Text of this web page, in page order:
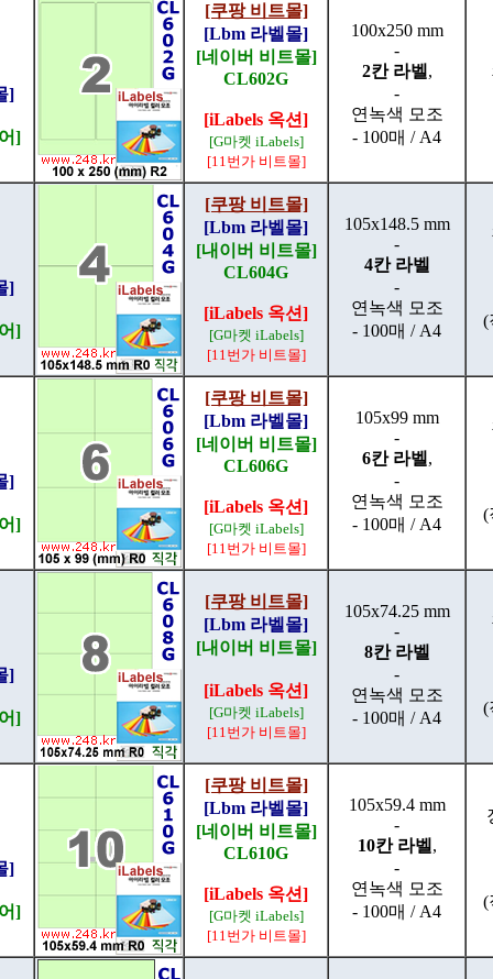
]
]
[쿠팡 비트몰]
[Lbm 라벨몰]
[네이버 비트몰]
CL602G
[iLabels 옥션]
[G마켓 iLabels]
[11번가 비트몰]
100x250 mm
-
2칸 라벨 ,
-
연녹색 모조
- 100매 / A4
]
]
[쿠팡 비트몰]
[Lbm 라벨몰]
[내이버 비트몰]
CL604G
[iLabels 옥션]
[G마켓 iLabels]
[11번가 비트몰]
105x148.5 mm
-
4칸 라벨
-
연녹색 모조
- 100매 / A4
(
]
]
[쿠팡 비트몰]
[Lbm 라벨몰]
[네이버 비트몰]
CL606G
[iLabels 옥션]
[G마켓 iLabels]
[11번가 비트몰]
105x99 mm
-
6칸 라벨 ,
-
연녹색 모조
- 100매 / A4
(
]
]
[쿠팡 비트몰]
[Lbm 라벨몰]
[내이버 비트몰]
[iLabels 옥션]
[G마켓 iLabels]
[11번가 비트몰]
105x74.25 mm
-
8칸 라벨
-
연녹색 모조
- 100매 / A4
(
]
]
[쿠팡 비트몰]
[Lbm 라벨몰]
[네이버 비트몰]
CL610G
[iLabels 옥션]
[G마켓 iLabels]
[11번가 비트몰]
105x59.4 mm
-
10칸 라벨 ,
-
연녹색 모조
- 100매 / A4
(